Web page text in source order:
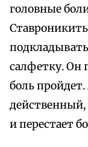
головные
салфетку. Он
боль пройдет.
действенный,
и перестает